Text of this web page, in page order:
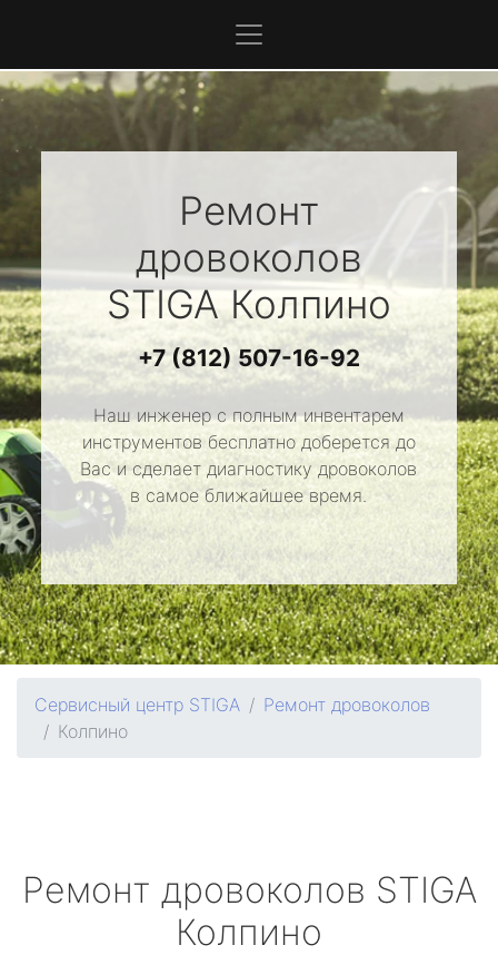
Ремонт
дровоколов
STIGAКолпино
+7 (812) 507-16-92
Наш инженер с полным инвентарем
инструментов бесплатно доберется до
Вас и сделает диагностику дровоколов
в самое ближайшее время.
Сервисный центр STIGA
Ремонт дровоколов
Колпино
Ремонт дровоколов STIGA
Колпино